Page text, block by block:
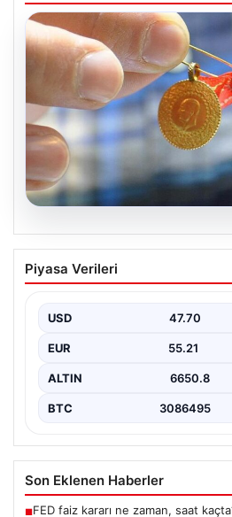
06.08.2026
Altın fiyatları canlı 8
fiyatları ne kadar oldu?
fiyatları
Piyasa Verileri
USD 47.70
EUR 55.21
ALTIN 6650.8
BTC 3086495
Son Eklenen Haberler
■FED faiz kararı ne zaman, saat